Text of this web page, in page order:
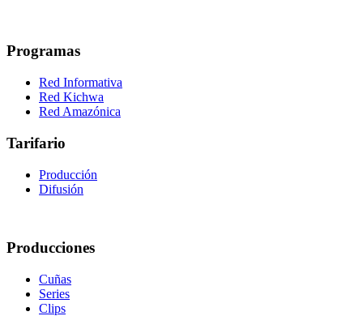
Programas
Red Informativa
Red Kichwa
Red Amazónica
Tarifario
Producción
Difusión
Producciones
Cuñas
Series
Clips